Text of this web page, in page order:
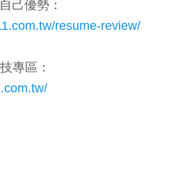
己優勢：
resume-review/
專區：